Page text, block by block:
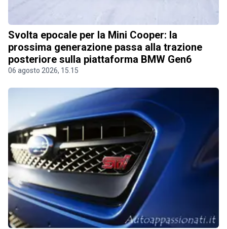
Svolta epocale per la Mini Cooper: la
prossima generazione passa alla trazione
posteriore sulla piattaforma BMW Gen6
06 agosto 2026, 15.15